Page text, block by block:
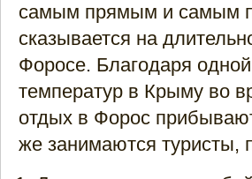
самым прямым и самым
сказывается на
Форосе. Благодаря
температур в Крыму во
отдых в Форос
же занимаются туристы,